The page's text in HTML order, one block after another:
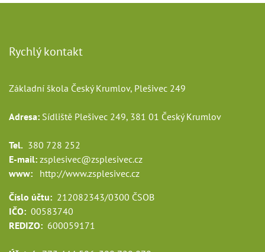
Rychlý kontakt
Základní škola Český Krumlov, Plešivec 249
Adresa: Sídliště Plešivec 249, 381 01 Český Krumlov
Tel. 380 728 252
E-mail: zsplesivec@zsplesivec.cz
www: http://www.zsplesivec.cz
Číslo účtu: 212082343/0300 ČSOB
IČO: 00583740
REDIZO: 600059171